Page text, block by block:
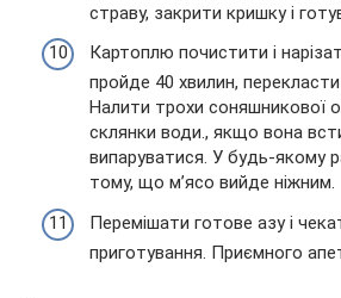
страву, закрити кришку і
Картоплю почистити і
пройде 40 хвилин,
Налити трохи соняшникової
склянки води., якщо вона
випаруватися. У будь-якому
тому, що м’ясо вийде ніжним.
Перемішати готове азу і
приготування. Приємного